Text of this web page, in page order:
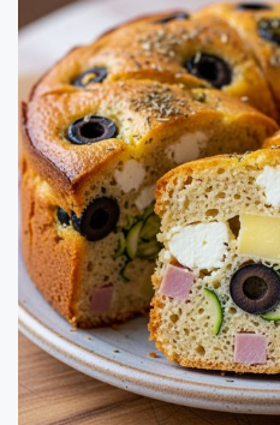
Fourches et fourchettes
Écumoires
Baguettes
Pilons
Presse-agrumes
Pinceaux
Couteaux à fromage
Couteaux à huîtres
Couteaux à pain
Couteaux filet de sole
Couteaux tranchelard
Éplucheurs et zesteurs
Plats et plaques
Moules
Cercles à tarte
Couvercles
Manches et poignées
Nogent
Opinel
De Buyer
Cristel
Tefal
SIF Unis